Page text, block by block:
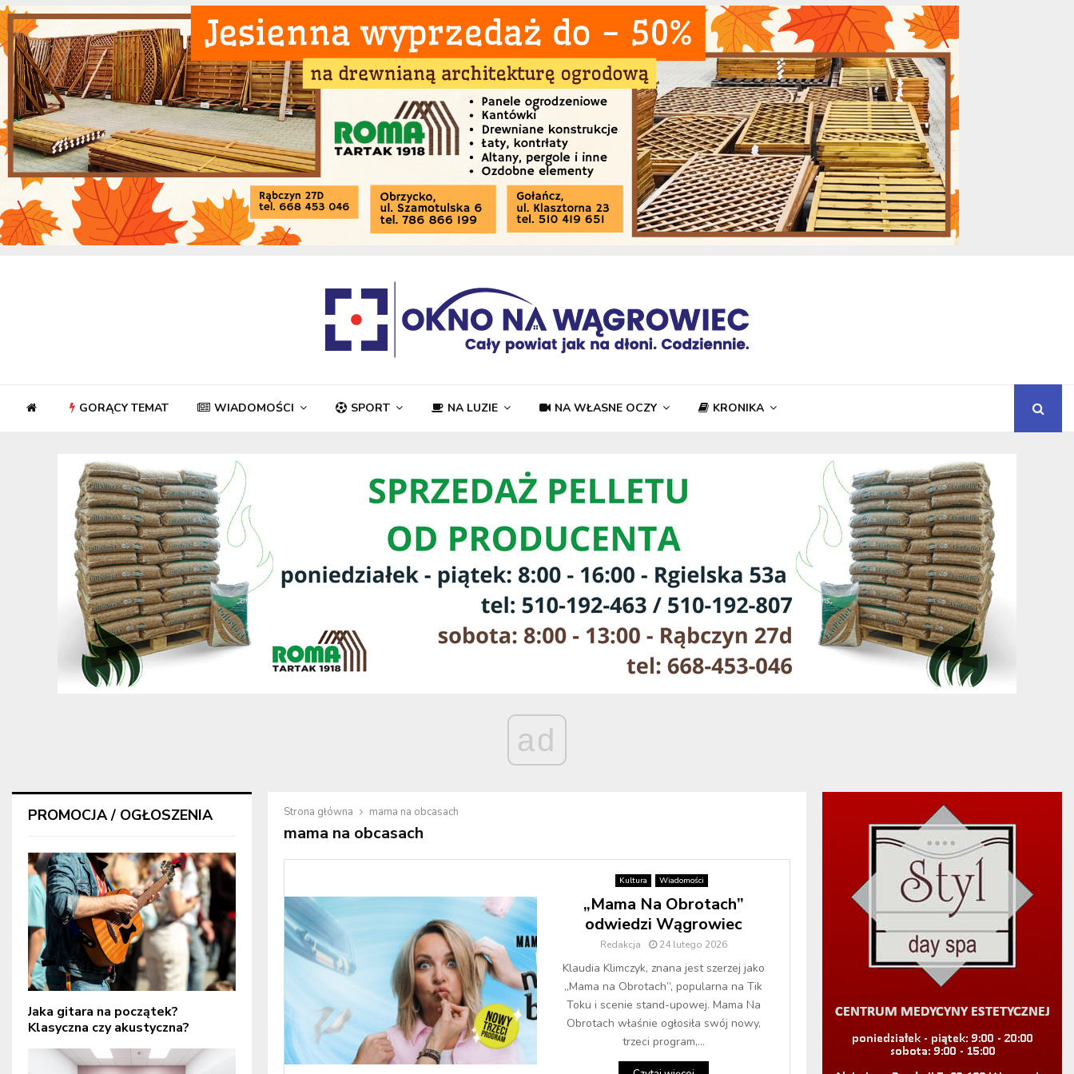
GORĄCY TEMAT WIADOMOŚCI SPORT NA LUZIE NA WŁASNE OCZY KRONIKA
ad
Strona główna mama na obcasach
mama na obcasach
Kultura Wiadomości
„Mama Na Obrotach”
odwiedzi Wągrowiec
Redakcja 24 lutego 2026
Klaudia Klimczyk, znana jest szerzej jako
„Mama na Obrotach”, popularna na Tik
Toku i scenie stand-upowej. Mama Na
Obrotach właśnie ogłosiła swój nowy,
trzeci program,...
PROMOCJA / OGŁOSZENIA
Jaka gitara na początek?
Klasyczna czy akustyczna?